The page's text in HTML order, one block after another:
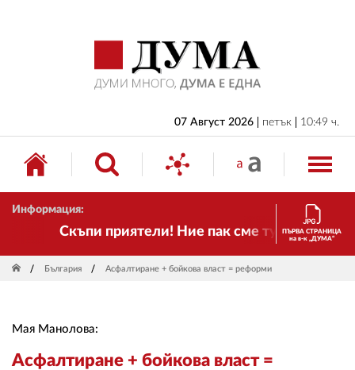
07 Август 2026 петък 10:49 ч.
Информация:
Скъпи приятели! Ние пак сме тук! Времето
ПЪРВА СТРАНИЦА
на в-к „ДУМА“
България Асфалтиране + бойкова власт = реформи
Мая Манолова:
Асфалтиране + бойкова власт =
БЪЛГАРИЯ
ИКОНОМИКА
ИЗБОРИ
СВЯТ